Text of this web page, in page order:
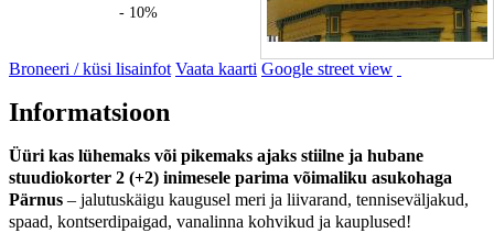
- 10%
Broneeri / küsi lisainfot Vaata kaarti Google street view
Informatsioon
Üüri kas lühemaks või pikemaks ajaks stiilne ja hubane
stuudiokorter 2 (+2) inimesele parima võimaliku asukohaga
Pärnus – jalutuskäigu kaugusel meri ja liivarand, tenniseväljakud,
spaad, kontserdipaigad, vanalinna kohvikud ja kauplused!